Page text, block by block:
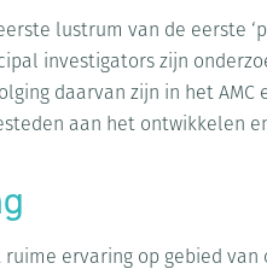
lustrum van de eerste
investigators zijn
daarvan zijn in het
aan het ontwikkelen
ervaring op gebied